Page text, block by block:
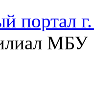
портал
МБУ